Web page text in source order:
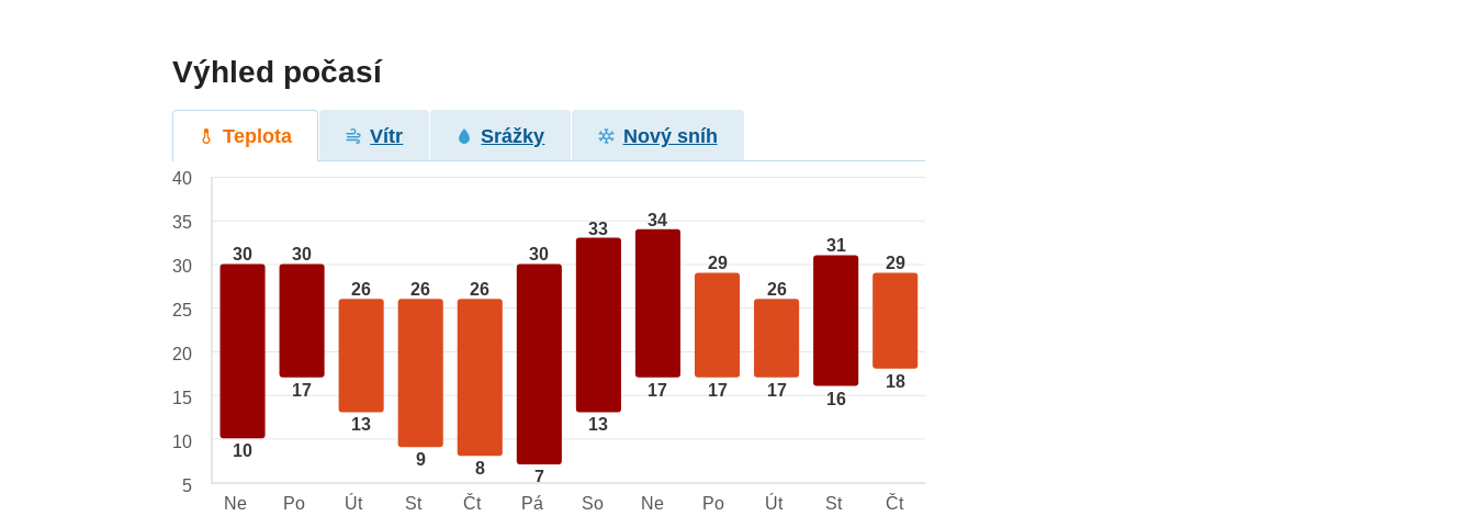
Výhled počasí
Teplota Vítr Srážky Nový sníh
30
10
30
17
26
13
26
9
26
8
30
7
33
13
34
17
29
17
26
17
31
16
29
18
40
35
30
25
20
15
10
5
Ne
Po Út St Čt Pá So Ne Po Út St Čt